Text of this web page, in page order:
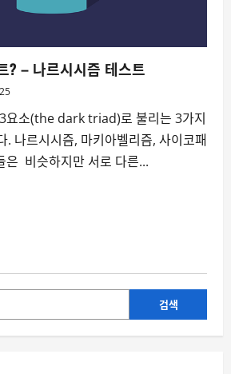
? – 나르시시즘 테스트
요소(the dark triad)로 불리는 3가지
. 나르시시즘, 마키아벨리즘, 사이코패
은 비슷하지만 서로 다른...
검색